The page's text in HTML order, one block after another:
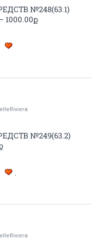
№248(63.1)
1000.00ք
№249(63.2)
.